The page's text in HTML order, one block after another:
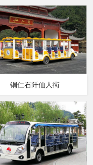
铜仁石阡仙人街